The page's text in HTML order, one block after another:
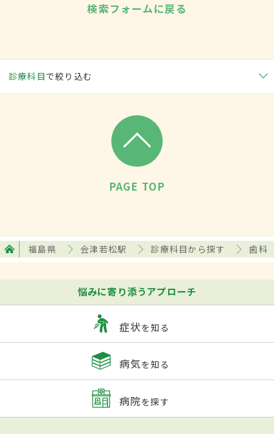
検索フォームに戻る
診療科目で絞り込む
PAGE TOP
福島県 会津若松駅 診療科目から探す 歯科
悩みに寄り添うアプローチ
症状を知る
病気を知る
病院を探す